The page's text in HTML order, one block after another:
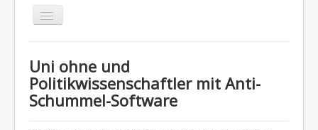
Navigation
Der Verein
Angebote
Uni ohne und
Politikwissenschaftler mit Anti-
Schummel-Software